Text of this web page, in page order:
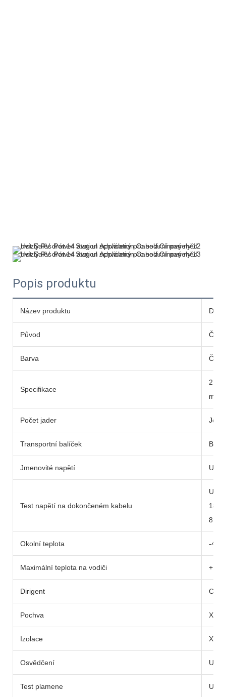
Popis produktu
Název produktu DC
Původ Čína
Barva
Specifikace
mm
Počet jader
Transportní balíček
Jmenovité napětí
Test napětí na dokončeném kabelu
18 ~
8 ~
Okolní teplota -
Maximální teplota na vodiči
Dirigent
Pochva
Izolace
Osvědčení UL
Test plamene